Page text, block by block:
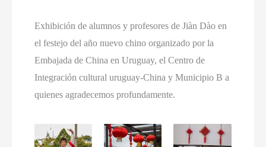
Exhibición de alumnos y profesores de Jiàn Dào en
el festejo del año nuevo chino organizado por la
Embajada de China en Uruguay, el Centro de
Integración cultural uruguay-China y Municipio B a
quienes agradecemos profundamente.